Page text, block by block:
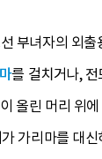
부녀자의 외
를 걸치거나,
올린 머리 위
가리마를 대